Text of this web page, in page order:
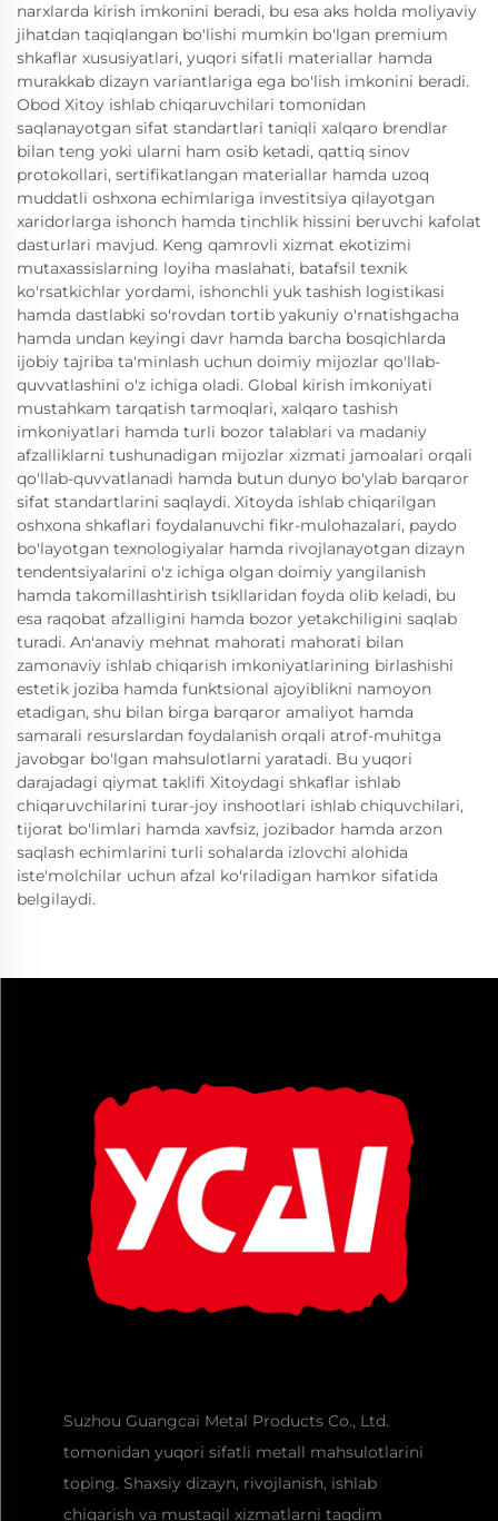
narxlarda kirish imkonini beradi, bu esa aks holda moliyaviy
jihatdan taqiqlangan bo'lishi mumkin bo'lgan premium
shkaflar xususiyatlari, yuqori sifatli materiallar hamda
murakkab dizayn variantlariga ega bo'lish imkonini beradi.
Obod Xitoy ishlab chiqaruvchilari tomonidan
saqlanayotgan sifat standartlari taniqli xalqaro brendlar
bilan teng yoki ularni ham osib ketadi, qattiq sinov
protokollari, sertifikatlangan materiallar hamda uzoq
muddatli oshxona echimlariga investitsiya qilayotgan
xaridorlarga ishonch hamda tinchlik hissini beruvchi kafolat
dasturlari mavjud. Keng qamrovli xizmat ekotizimi
mutaxassislarning loyiha maslahati, batafsil texnik
ko'rsatkichlar yordami, ishonchli yuk tashish logistikasi
hamda dastlabki so'rovdan tortib yakuniy o'rnatishgacha
hamda undan keyingi davr hamda barcha bosqichlarda
ijobiy tajriba ta'minlash uchun doimiy mijozlar qo'llab-
quvvatlashini o'z ichiga oladi. Global kirish imkoniyati
mustahkam tarqatish tarmoqlari, xalqaro tashish
imkoniyatlari hamda turli bozor talablari va madaniy
afzalliklarni tushunadigan mijozlar xizmati jamoalari orqali
qo'llab-quvvatlanadi hamda butun dunyo bo'ylab barqaror
sifat standartlarini saqlaydi. Xitoyda ishlab chiqarilgan
oshxona shkaflari foydalanuvchi fikr-mulohazalari, paydo
bo'layotgan texnologiyalar hamda rivojlanayotgan dizayn
tendentsiyalarini o'z ichiga olgan doimiy yangilanish
hamda takomillashtirish tsikllaridan foyda olib keladi, bu
esa raqobat afzalligini hamda bozor yetakchiligini saqlab
turadi. An'anaviy mehnat mahorati mahorati bilan
zamonaviy ishlab chiqarish imkoniyatlarining birlashishi
estetik joziba hamda funktsional ajoyiblikni namoyon
etadigan, shu bilan birga barqaror amaliyot hamda
samarali resurslardan foydalanish orqali atrof-muhitga
javobgar bo'lgan mahsulotlarni yaratadi. Bu yuqori
darajadagi qiymat taklifi Xitoydagi shkaflar ishlab
chiqaruvchilarini turar-joy inshootlari ishlab chiquvchilari,
tijorat bo'limlari hamda xavfsiz, jozibador hamda arzon
saqlash echimlarini turli sohalarda izlovchi alohida
iste'molchilar uchun afzal ko'riladigan hamkor sifatida
belgilaydi.
Suzhou Guangcai Metal Products Co., Ltd.
tomonidan yuqori sifatli metall mahsulotlarini
toping. Shaxsiy dizayn, rivojlanish, ishlab
chiqarish va mustaqil xizmatlarni taqdim